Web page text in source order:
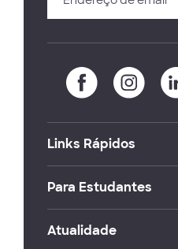
Links Rápidos
Para Estudantes
Atualidade